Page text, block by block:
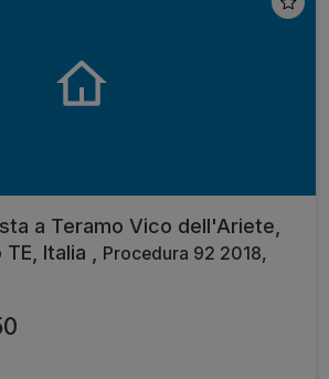
a Teramo Vico dell'Ariete,
Italia ,
Procedura 92 2018,